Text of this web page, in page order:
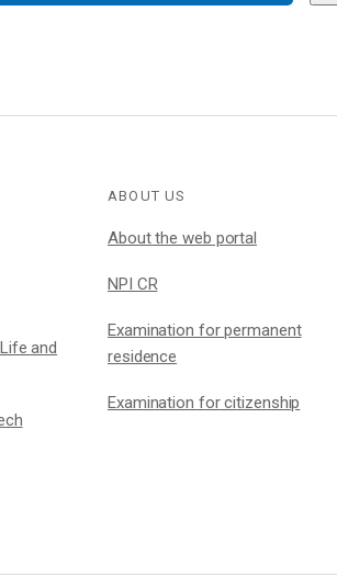
and
ABOUT US
About the web portal
NPI CR
Examination for permanent
residence
Examination for citizenship